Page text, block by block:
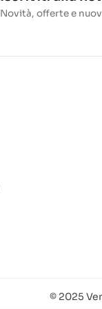
Novità, offerte e
© 2025